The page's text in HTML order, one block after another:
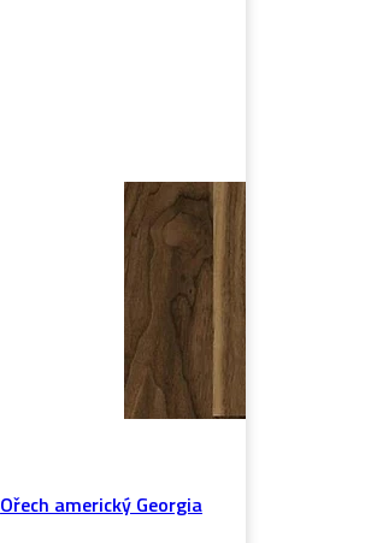
Ořech americký Georgia